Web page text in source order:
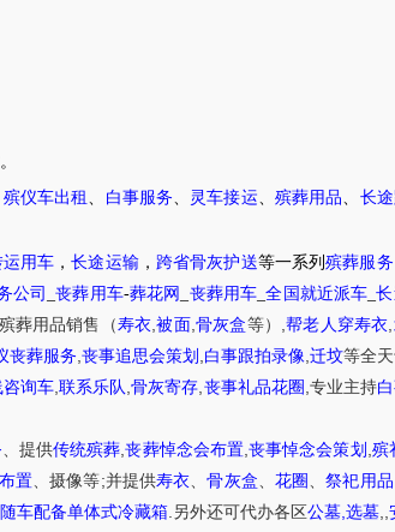
殡仪车出租 白事服务 灵车接运 殡葬用品
长
用车 ，长途运输， 跨省骨灰护送等一系列殡葬服务
公司 _丧葬用车-葬花网 丧葬用车 _全国就近派车 _
殡葬用品销售 （寿衣 ,被面, 骨灰盒等） ,帮老人穿寿衣
丧葬服务 丧事追思会策划 白事跟拍录像 迁坟等全天
咨询车 ,联系乐队 ,骨灰寄存 丧事礼品花圈 专业主持
、提供传统殡葬 ,丧葬悼念会布置, 丧事悼念会策划 殡
置 、摄像等;并提供寿衣 、骨灰盒 花圈 、祭祀用品
随车配备单体式冷藏箱 另外还可代办各区公墓 选墓